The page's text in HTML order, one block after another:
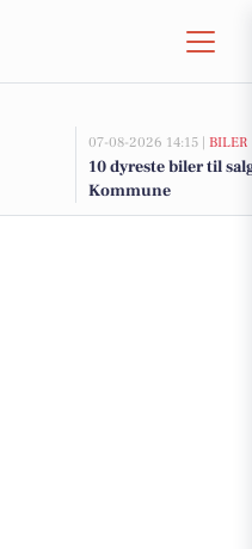
07-08-2026 14:15 | BILER
10 dyreste biler til
Kommune